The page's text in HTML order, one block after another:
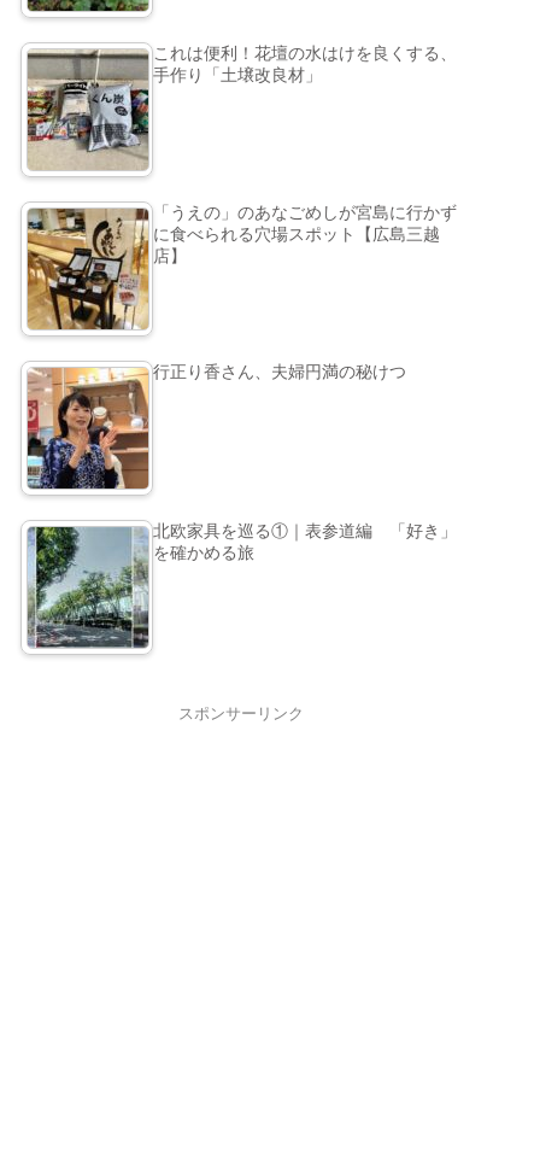
これは便利！花壇の水はけを良くする、
手作り「土壌改良材」
「うえの」のあなごめしが宮島に行かず
に食べられる穴場スポット【広島三越
店】
行正り香さん、夫婦円満の秘けつ
北欧家具を巡る①｜表参道編 「好き」
を確かめる旅
スポンサーリンク